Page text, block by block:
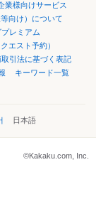
業様向けサービス
向け）について
レミアム
エスト予約）
引法に基づく表記
キーワード一覧
日本語
©Kakaku.com, Inc.